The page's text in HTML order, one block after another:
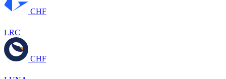
CHF
LRC
CHF